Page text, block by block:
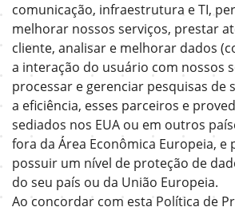
comunicação, infraestrutura e TI,
melhorar nossos serviços, prestar
cliente, analisar e melhorar dados
a interação do usuário com nossos
processar e gerenciar pesquisas de
a eficiência, esses parceiros e
sediados nos EUA ou em outros
fora da Área Econômica Europeia, e
possuir um nível de proteção de
do seu país ou da União Europeia.
Ao concordar com esta Política de